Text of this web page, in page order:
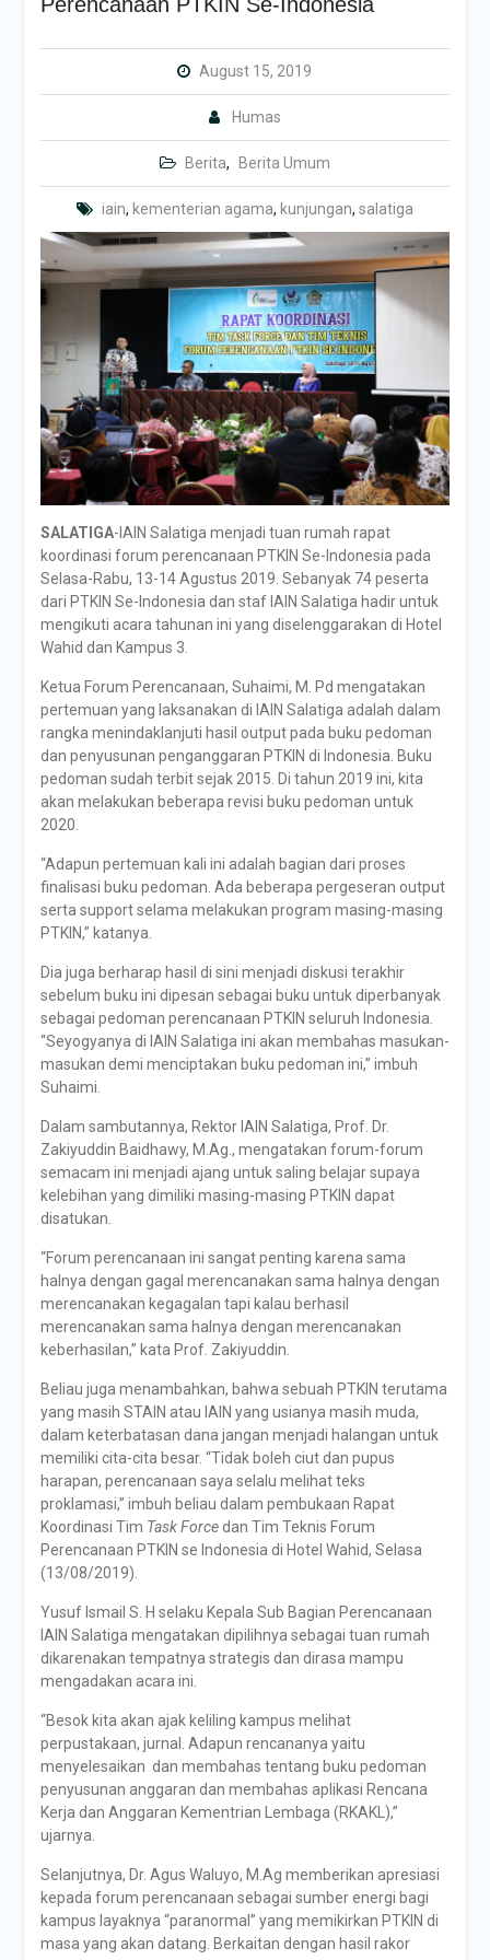
August 15, 2019
Humas
Berita, Berita Umum
iain, kementerian agama, kunjungan, salatiga
SALATIGA-IAIN Salatiga menjadi tuan rumah rapat
koordinasi forum perencanaan PTKIN Se-Indonesia pada
Selasa-Rabu, 13-14 Agustus 2019. Sebanyak 74 peserta
dari PTKIN Se-Indonesia dan staf IAIN Salatiga hadir untuk
mengikuti acara tahunan ini yang diselenggarakan di Hotel
Wahid dan Kampus 3.
Ketua Forum Perencanaan, Suhaimi, M. Pd mengatakan
pertemuan yang laksanakan di IAIN Salatiga adalah dalam
rangka menindaklanjuti hasil output pada buku pedoman
dan penyusunan penganggaran PTKIN di Indonesia. Buku
pedoman sudah terbit sejak 2015. Di tahun 2019 ini, kita
akan melakukan beberapa revisi buku pedoman untuk
2020.
“Adapun pertemuan kali ini adalah bagian dari proses
finalisasi buku pedoman. Ada beberapa pergeseran output
serta support selama melakukan program masing-masing
PTKIN,” katanya.
Dia juga berharap hasil di sini menjadi diskusi terakhir
sebelum buku ini dipesan sebagai buku untuk diperbanyak
sebagai pedoman perencanaan PTKIN seluruh Indonesia.
“Seyogyanya di IAIN Salatiga ini akan membahas masukan-
masukan demi menciptakan buku pedoman ini,” imbuh
Suhaimi.
Dalam sambutannya, Rektor IAIN Salatiga, Prof. Dr.
Zakiyuddin Baidhawy, M.Ag., mengatakan forum-forum
semacam ini menjadi ajang untuk saling belajar supaya
kelebihan yang dimiliki masing-masing PTKIN dapat
disatukan.
“Forum perencanaan ini sangat penting karena sama
halnya dengan gagal merencanakan sama halnya dengan
merencanakan kegagalan tapi kalau berhasil
merencanakan sama halnya dengan merencanakan
keberhasilan,” kata Prof. Zakiyuddin.
Beliau juga menambahkan, bahwa sebuah PTKIN terutama
yang masih STAIN atau IAIN yang usianya masih muda,
dalam keterbatasan dana jangan menjadi halangan untuk
memiliki cita-cita besar. “Tidak boleh ciut dan pupus
harapan, perencanaan saya selalu melihat teks
proklamasi,” imbuh beliau dalam pembukaan Rapat
Koordinasi Tim Task Forcedan Tim Teknis Forum
Perencanaan PTKIN se Indonesia di Hotel Wahid, Selasa
(13/08/2019).
Yusuf Ismail S. H selaku Kepala Sub Bagian Perencanaan
IAIN Salatiga mengatakan dipilihnya sebagai tuan rumah
dikarenakan tempatnya strategis dan dirasa mampu
mengadakan acara ini.
“Besok kita akan ajak keliling kampus melihat
perpustakaan, jurnal. Adapun rencananya yaitu
menyelesaikan dan membahas tentang buku pedoman
penyusunan anggaran dan membahas aplikasi Rencana
Kerja dan Anggaran Kementrian Lembaga (RKAKL),”
ujarnya.
Selanjutnya, Dr. Agus Waluyo, M.Ag memberikan apresiasi
kepada forum perencanaan sebagai sumber energi bagi
kampus layaknya “paranormal” yang memikirkan PTKIN di
masa yang akan datang. Berkaitan dengan hasil rakor